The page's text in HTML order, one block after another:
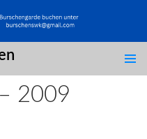
2009